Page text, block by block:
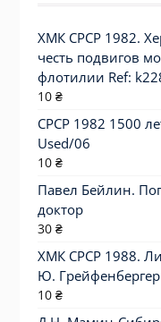
ХМК СРСР 1982.
честь подвигов
флотилии Ref:
10 ₴
СРСР 1982 1500
Used/06
10 ₴
Павел Бейлин.
доктор
30 ₴
ХМК СРСР 1988.
Ю.
10 ₴